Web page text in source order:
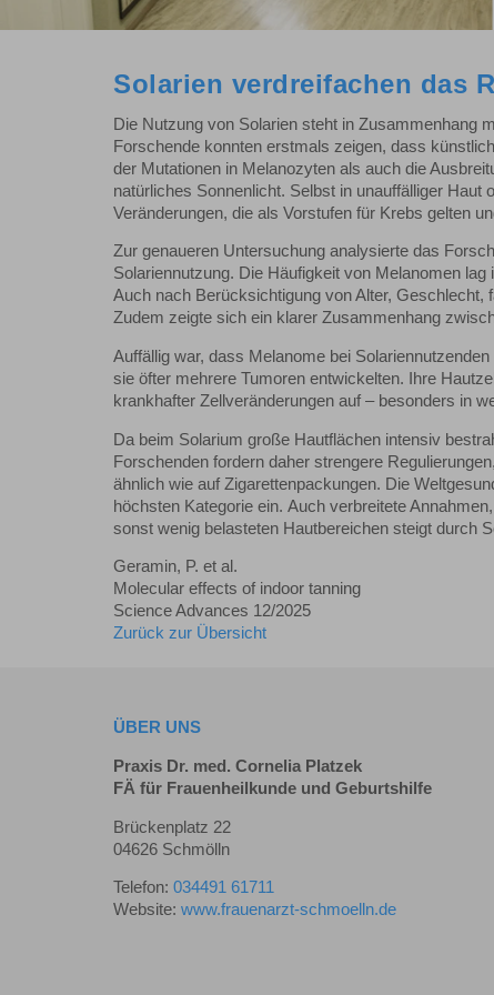
Solarien verdreifachen das
Die Nutzung von Solarien steht in Zusammenhang
Forschende konnten erstmals zeigen, dass
der Mutationen in Melanozyten als auch die
natürliches Sonnenlicht. Selbst in unauffälliger Haut
Veränderungen, die als Vorstufen für Krebs gelten
Zur genaueren Untersuchung analysierte das
Solariennutzung. Die Häufigkeit von Melanomen
Auch nach Berücksichtigung von Alter, Geschlecht,
Zudem zeigte sich ein klarer Zusammenhang
Auffällig war, dass Melanome bei
sie öfter mehrere Tumoren entwickelten. Ihre
krankhafter Zellveränderungen auf – besonders in
Da beim Solarium große Hautflächen intensiv
Forschenden fordern daher strengere
ähnlich wie auf Zigarettenpackungen. Die
höchsten Kategorie ein. Auch verbreitete
sonst wenig belasteten Hautbereichen steigt durch
Geramin, P. et al.
Molecular effects of indoor tanning
Science Advances 12/2025
Zurück zur Übersicht
ÜBER UNS
Praxis Dr. med. Cornelia Platzek
FÄ für Frauenheilkunde und Geburtshilfe
Brückenplatz 22
04626 Schmölln
Telefon: 034491 61711
Website: www.frauenarzt-schmoelln.de